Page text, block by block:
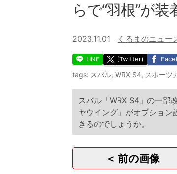
らで“羽根”が装
2023.11.01 くるまのニュー
LINE (Twitter)
tags: スバル, WRX S4, スポーツ
スバル「WRX S4」の一部
ヤウイング」がオプション
きるのでしょうか。
＜ 前の画像